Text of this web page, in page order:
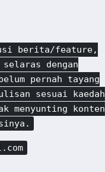
berita/feature,
dengan
pernah tayang
sesuai kaedah
menyunting konten